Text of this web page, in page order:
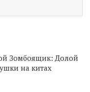
Зомбоящик: Долой
на китах